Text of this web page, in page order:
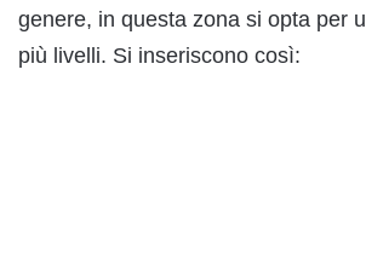
genere, in questa zona si opta per
più livelli. Si inseriscono così: